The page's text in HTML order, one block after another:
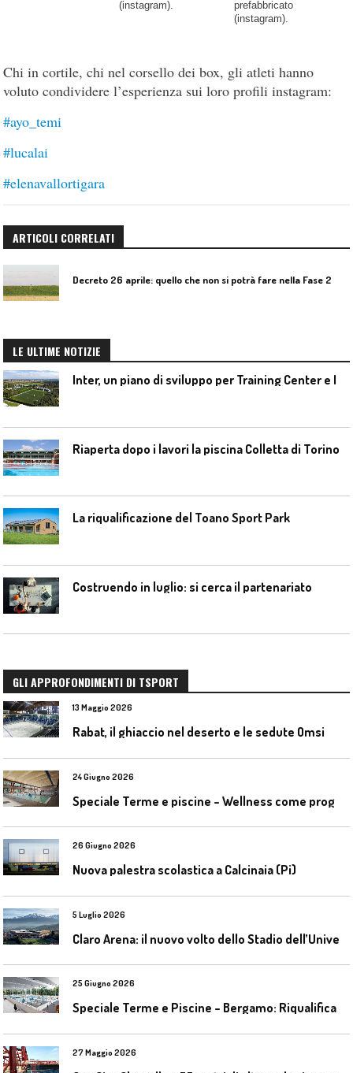
(instagram).
prefabbricato
(instagram).
Chi in cortile, chi nel corsello dei box, gli atleti hanno
voluto condividere l’esperienza sui loro profili instagram:
#ayo_temi
#lucalai
#elenavallortigara
ARTICOLI CORRELATI
Decreto 26 aprile: quello che non si potrà fare nella Fase 2
LE ULTIME NOTIZIE
Riaperta dopo i lavori la piscina Colletta di Torino
La riqualificazione del Toano Sport Park
Costruendo in luglio: si cerca il partenariato
GLI APPROFONDIMENTI DI TSPORT
13 Maggio 2026
Rabat, il ghiaccio nel deserto e le sedute Omsi
24 Giugno 2026
26 Giugno 2026
Nuova palestra scolastica a Calcinaia (Pi)
5 Luglio 2026
25 Giugno 2026
27 Maggio 2026